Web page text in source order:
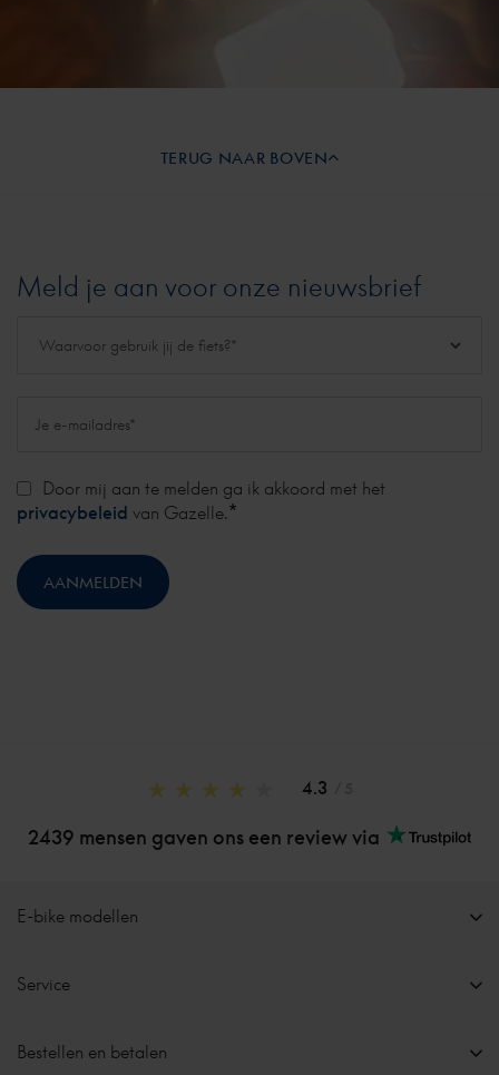
4.3
2439 mensen gaven ons een review via
Meld je aan voor onze nieuwsbrief
Door mij aan te melden ga ik akkoord met het
privacybeleid van Gazelle.*
TERUG NAAR BOVEN
E-bike modellen
Service
Bestellen en betalen